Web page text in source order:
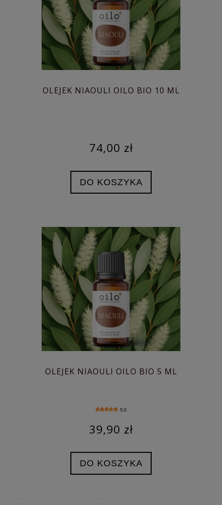
OLEJEK NIAOULI OILO BIO 10 ML
74,00 zł
DO KOSZYKA
OLEJEK NIAOULI OILO BIO 5 ML
5.0
39,90 zł
DO KOSZYKA